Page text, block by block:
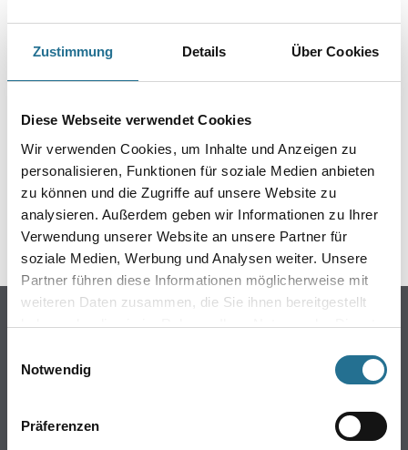
Zustimmung Details Über Cookies
Diese Webseite verwendet Cookies
Wir verwenden Cookies, um Inhalte und Anzeigen zu
personalisieren, Funktionen für soziale Medien anbieten
zu können und die Zugriffe auf unsere Website zu
analysieren. Außerdem geben wir Informationen zu Ihrer
Verwendung unserer Website an unsere Partner für
soziale Medien, Werbung und Analysen weiter. Unsere
Partner führen diese Informationen möglicherweise mit
weiteren Daten zusammen, die Sie ihnen bereitgestellt
haben oder die sie im Rahmen Ihrer Nutzung der Dienste
Notwendig
Präferenzen
ZUSATZINFOS
GEFAHRENHINWEISE
SPEZIFIKATIONEN
WDV-Systeme
Putze & Spachtelmassen